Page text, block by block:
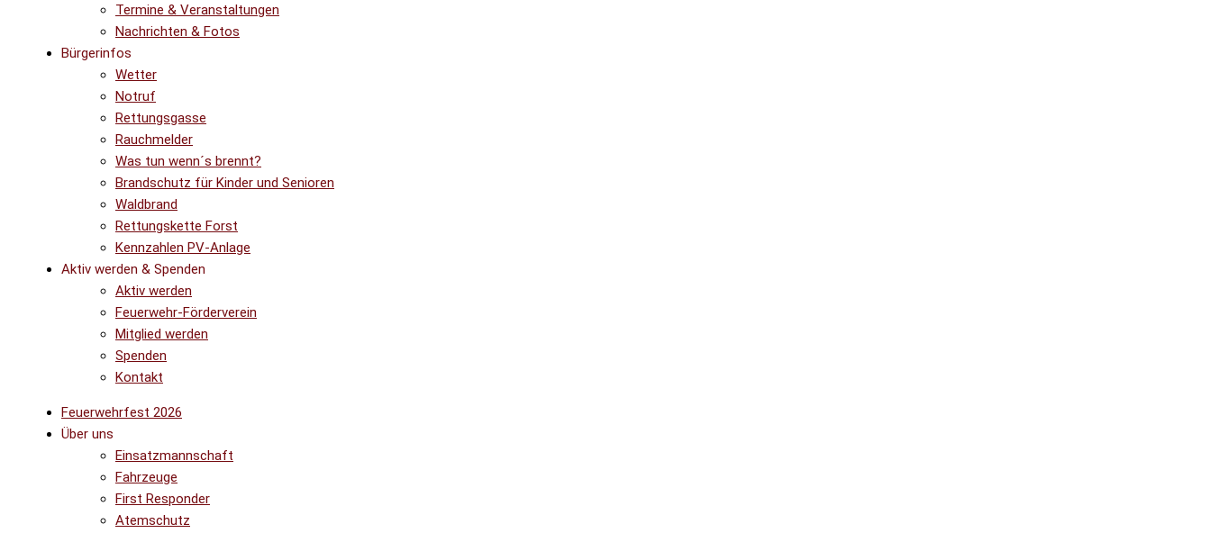
Termine & Veranstaltungen
Nachrichten & Fotos
Bürgerinfos
Wetter
Notruf
Rettungsgasse
Rauchmelder
Was tun wenn´s brennt?
Brandschutz für Kinder und Senioren
Waldbrand
Rettungskette Forst
Kennzahlen PV-Anlage
Aktiv werden & Spenden
Aktiv werden
Feuerwehr-Förderverein
Mitglied werden
Spenden
Kontakt
Feuerwehrfest 2026
Über uns
Einsatzmannschaft
Fahrzeuge
First Responder
Atemschutz